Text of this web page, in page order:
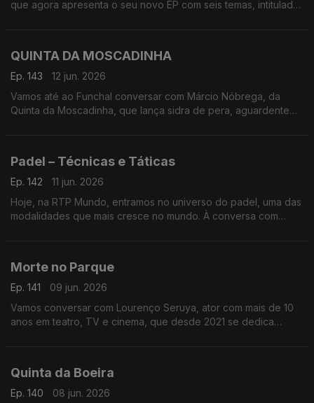
que agora apresenta o seu novo EP com seis temas, intitulado
QUINTA DA MOSCADINHA
Ep. 143
12 jun. 2026
Vamos até ao Funchal conversar com Márcio Nóbrega, da
Quinta da Moscadinha, que lança sidra de pera, aguardente
Padel – Técnicas e Táticas
Ep. 142
11 jun. 2026
Hoje, na RTP Mundo, entramos no universo do padel, uma das
modalidades que mais cresce no mundo. À conversa com
Morte no Parque
Ep. 141
09 jun. 2026
Vamos conversar com Lourenço Seruya, ator com mais de 10
anos em teatro, TV e cinema, que desde 2021 se dedica
Quinta da Boeira
Ep. 140
08 jun. 2026